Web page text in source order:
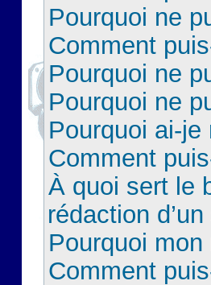
Pourquoi ne
Comment
Pourquoi ne
Pourquoi ne
Pourquoi ai-
Comment
À quoi sert le
rédaction
Pourquoi
Comment